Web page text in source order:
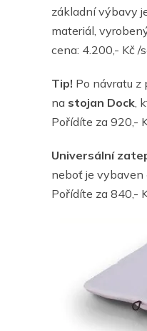
základní výbavy
materiál,
cena: 4.200,- Kč
Tip! Po návratu z
na stojan Dock,
Pořídíte za 920,-
Universální
neboť je
Pořídíte za 840,-